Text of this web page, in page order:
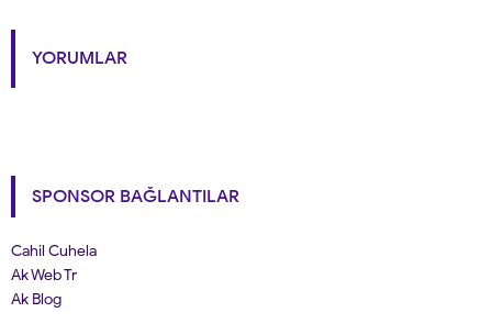
YORUMLAR
SPONSOR BAĞLANTILAR
Cahil Cuhela
Ak Web Tr
Ak Blog